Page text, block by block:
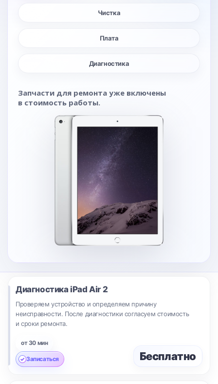
Чистка
Плата
Диагностика
Запчасти для ремонта уже включены
в стоимость работы.
Диагностика iPad Air 2
Проверяем устройство и определяем причину
неисправности. После диагностики согласуем стоимость
и сроки ремонта.
от 30 мин
Записаться Бесплатно